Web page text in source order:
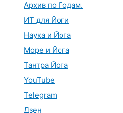
Архив по Годам.
ИТ для Йоги
Наука и Йога
Море и Йога
Тантра Йога
YouTube
Telegram
Дзен